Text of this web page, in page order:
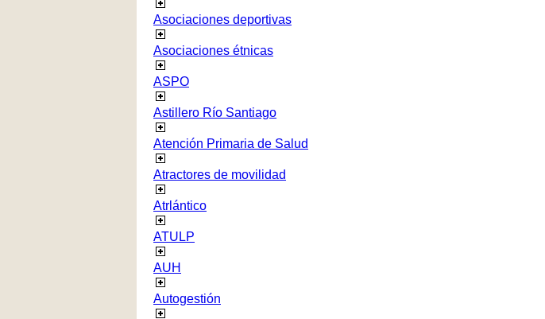
Asociaciones deportivas
Asociaciones étnicas
ASPO
Astillero Río Santiago
Atención Primaria de Salud
Atractores de movilidad
Atrlántico
ATULP
AUH
Autogestión